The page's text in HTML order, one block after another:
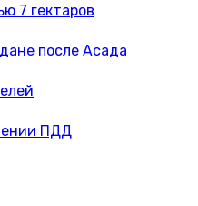
7 гектаров
после Асада
ПДД